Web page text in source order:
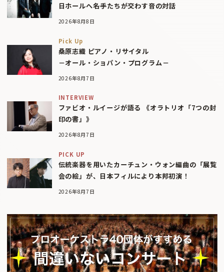
日ホールへ――名手たちが交わす音の対話
2026年8月8日
Pick Up
桑原志織 ピアノ・リサイタル
－オール・ショパン・プログラム－
2026年8月7日
INTERVIEW
ファビオ・ルイージが語る 《オラトリオ「7つの封
印の書」》
2026年8月7日
PICK UP
伝統楽器を用いたカーチュン・ウォン編曲の「展覧
会の絵」が、日本フィルにより本邦初演！
2026年8月7日